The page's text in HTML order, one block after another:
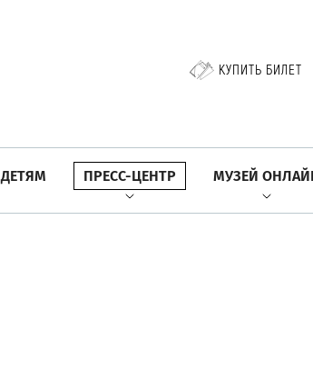
КУПИТЬ БИЛЕТ
ДЕТЯМ ПРЕСС-ЦЕНТР МУЗЕЙ